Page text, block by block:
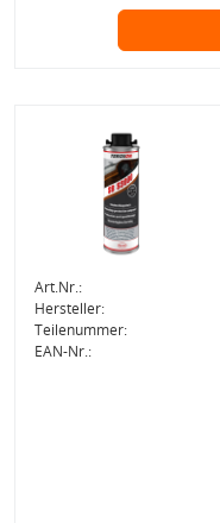
Art.Nr.:
Hersteller:
Teilenummer:
EAN-Nr.: